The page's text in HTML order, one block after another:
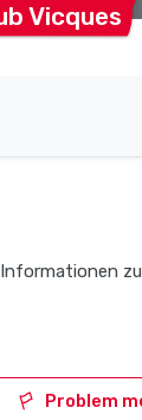
Vicques
Problem